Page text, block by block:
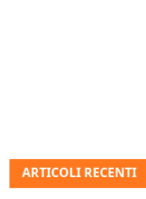
ARTICOLI RECENTI